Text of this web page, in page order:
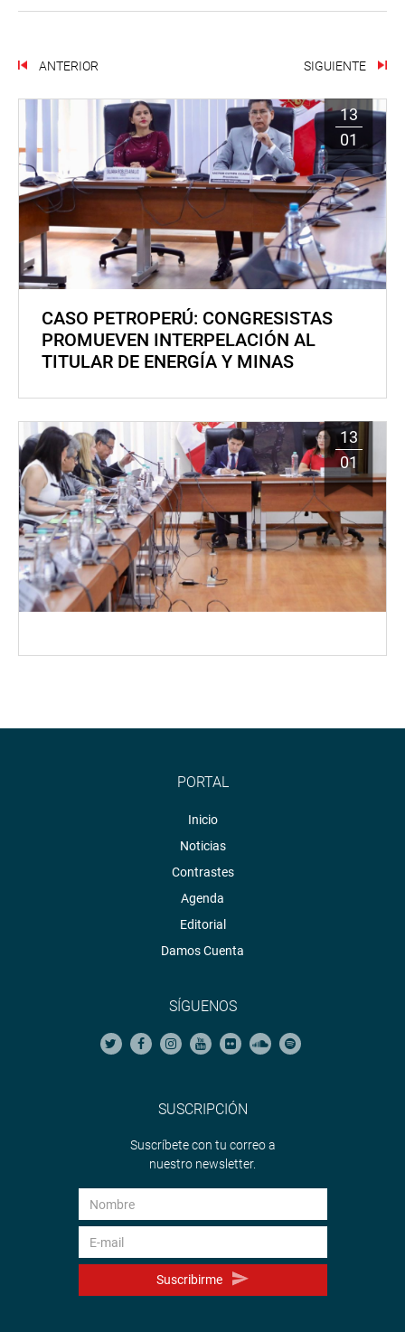
ANTERIOR SIGUIENTE
13
01
CASO PETROPERÚ: CONGRESISTAS
PROMUEVEN INTERPELACIÓN AL
TITULAR DE ENERGÍA Y MINAS
13
01
PORTAL
Inicio
Noticias
Contrastes
Agenda
Editorial
Damos Cuenta
SÍGUENOS
SUSCRIPCIÓN
Suscríbete con tu correo a
nuestro newsletter.
Suscribirme